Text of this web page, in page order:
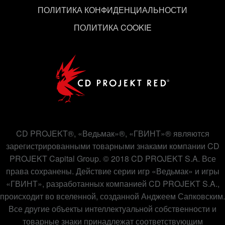
«Настройки» ниже.
ПОЛИТИКА КОНФИДЕНЦИАЛЬНОСТИ
ПОЛИТИКА COOKIE
CD PROJEKT®, «Ведьмак»®, «ГВИНТ»® являются
зарегистрированными товарными знаками компании CD
PROJEKT Capital Group. © 2018 CD PROJEKT S.A. Все
права сохранены. Действие серии игр «Ведьмак» и игры
«ГВИНТ», разработанных компанией CD PROJEKT S.A.,
происходит во вселенной, созданной Анджеем Сапковским.
Все другие объекты интеллектуальной собственности и
товарные знаки принадлежат соответствующим